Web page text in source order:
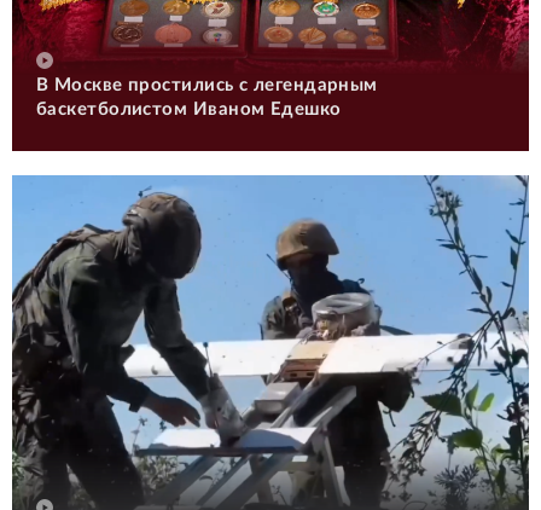
В Москве простились с легендарным
баскетболистом Иваном Едешко